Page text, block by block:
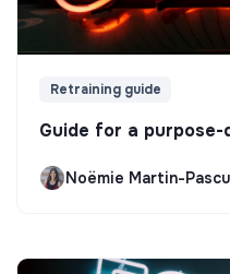
Retraining guide
Guide for a
Noëmie Martin-